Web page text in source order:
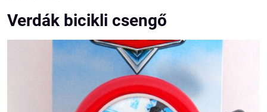
Verdák bicikli csengő